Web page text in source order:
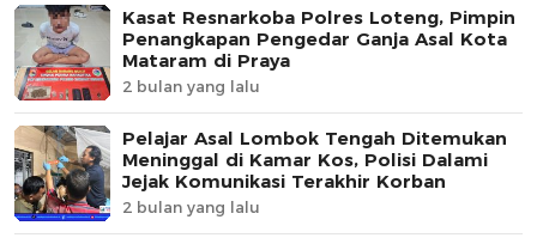
Kasat Resnarkoba Polres Loteng, Pimpin
Penangkapan Pengedar Ganja Asal Kota
Mataram di Praya
2 bulan yang lalu
Pelajar Asal Lombok Tengah Ditemukan
Meninggal di Kamar Kos, Polisi Dalami
Jejak Komunikasi Terakhir Korban
2 bulan yang lalu